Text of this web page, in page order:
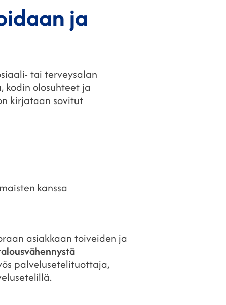
ja
tai terveysalan
kodin olosuhteet ja
kirjataan sovitut
kanssa
asiakkaan toiveiden ja
palvelusetelituottaja,